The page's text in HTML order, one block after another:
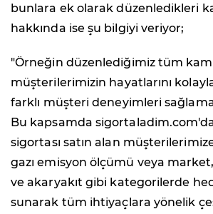
bunlara ek olarak düzenledikleri
hakkında ise şu bilgiyi veriyor;
"Örneğin düzenlediğimiz tüm
müşterilerimizin hayatlarını
farklı müşteri deneyimleri
Bu kapsamda
sigortası satın alan
gazı emisyon ölçümü veya
ve akaryakıt gibi kategorilerde
sunarak tüm ihtiyaçlara yönelik